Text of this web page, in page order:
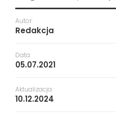
Autor:
Redakcja
Data:
05.07.2021
Aktualizacja:
10.12.2024